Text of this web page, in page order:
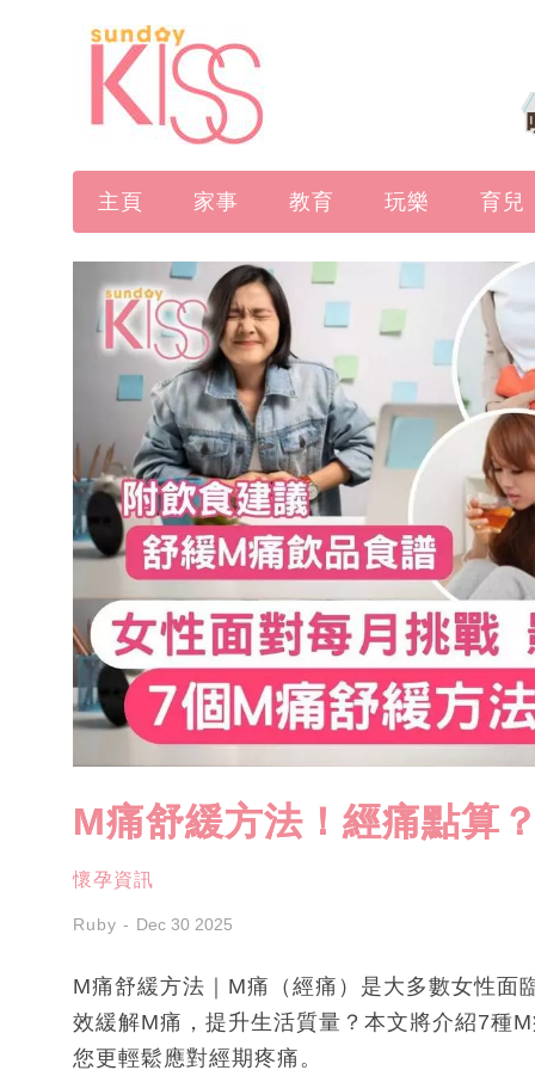
主頁 家事 教育 玩樂 育兒
M痛舒緩方法！經痛點算
懷孕資訊
Ruby Dec 30 2025
M痛舒緩方法｜M痛（經痛）是大多數女性面
效緩解M痛，提升生活質量？本文將介紹7種
您更輕鬆應對經期疼痛。